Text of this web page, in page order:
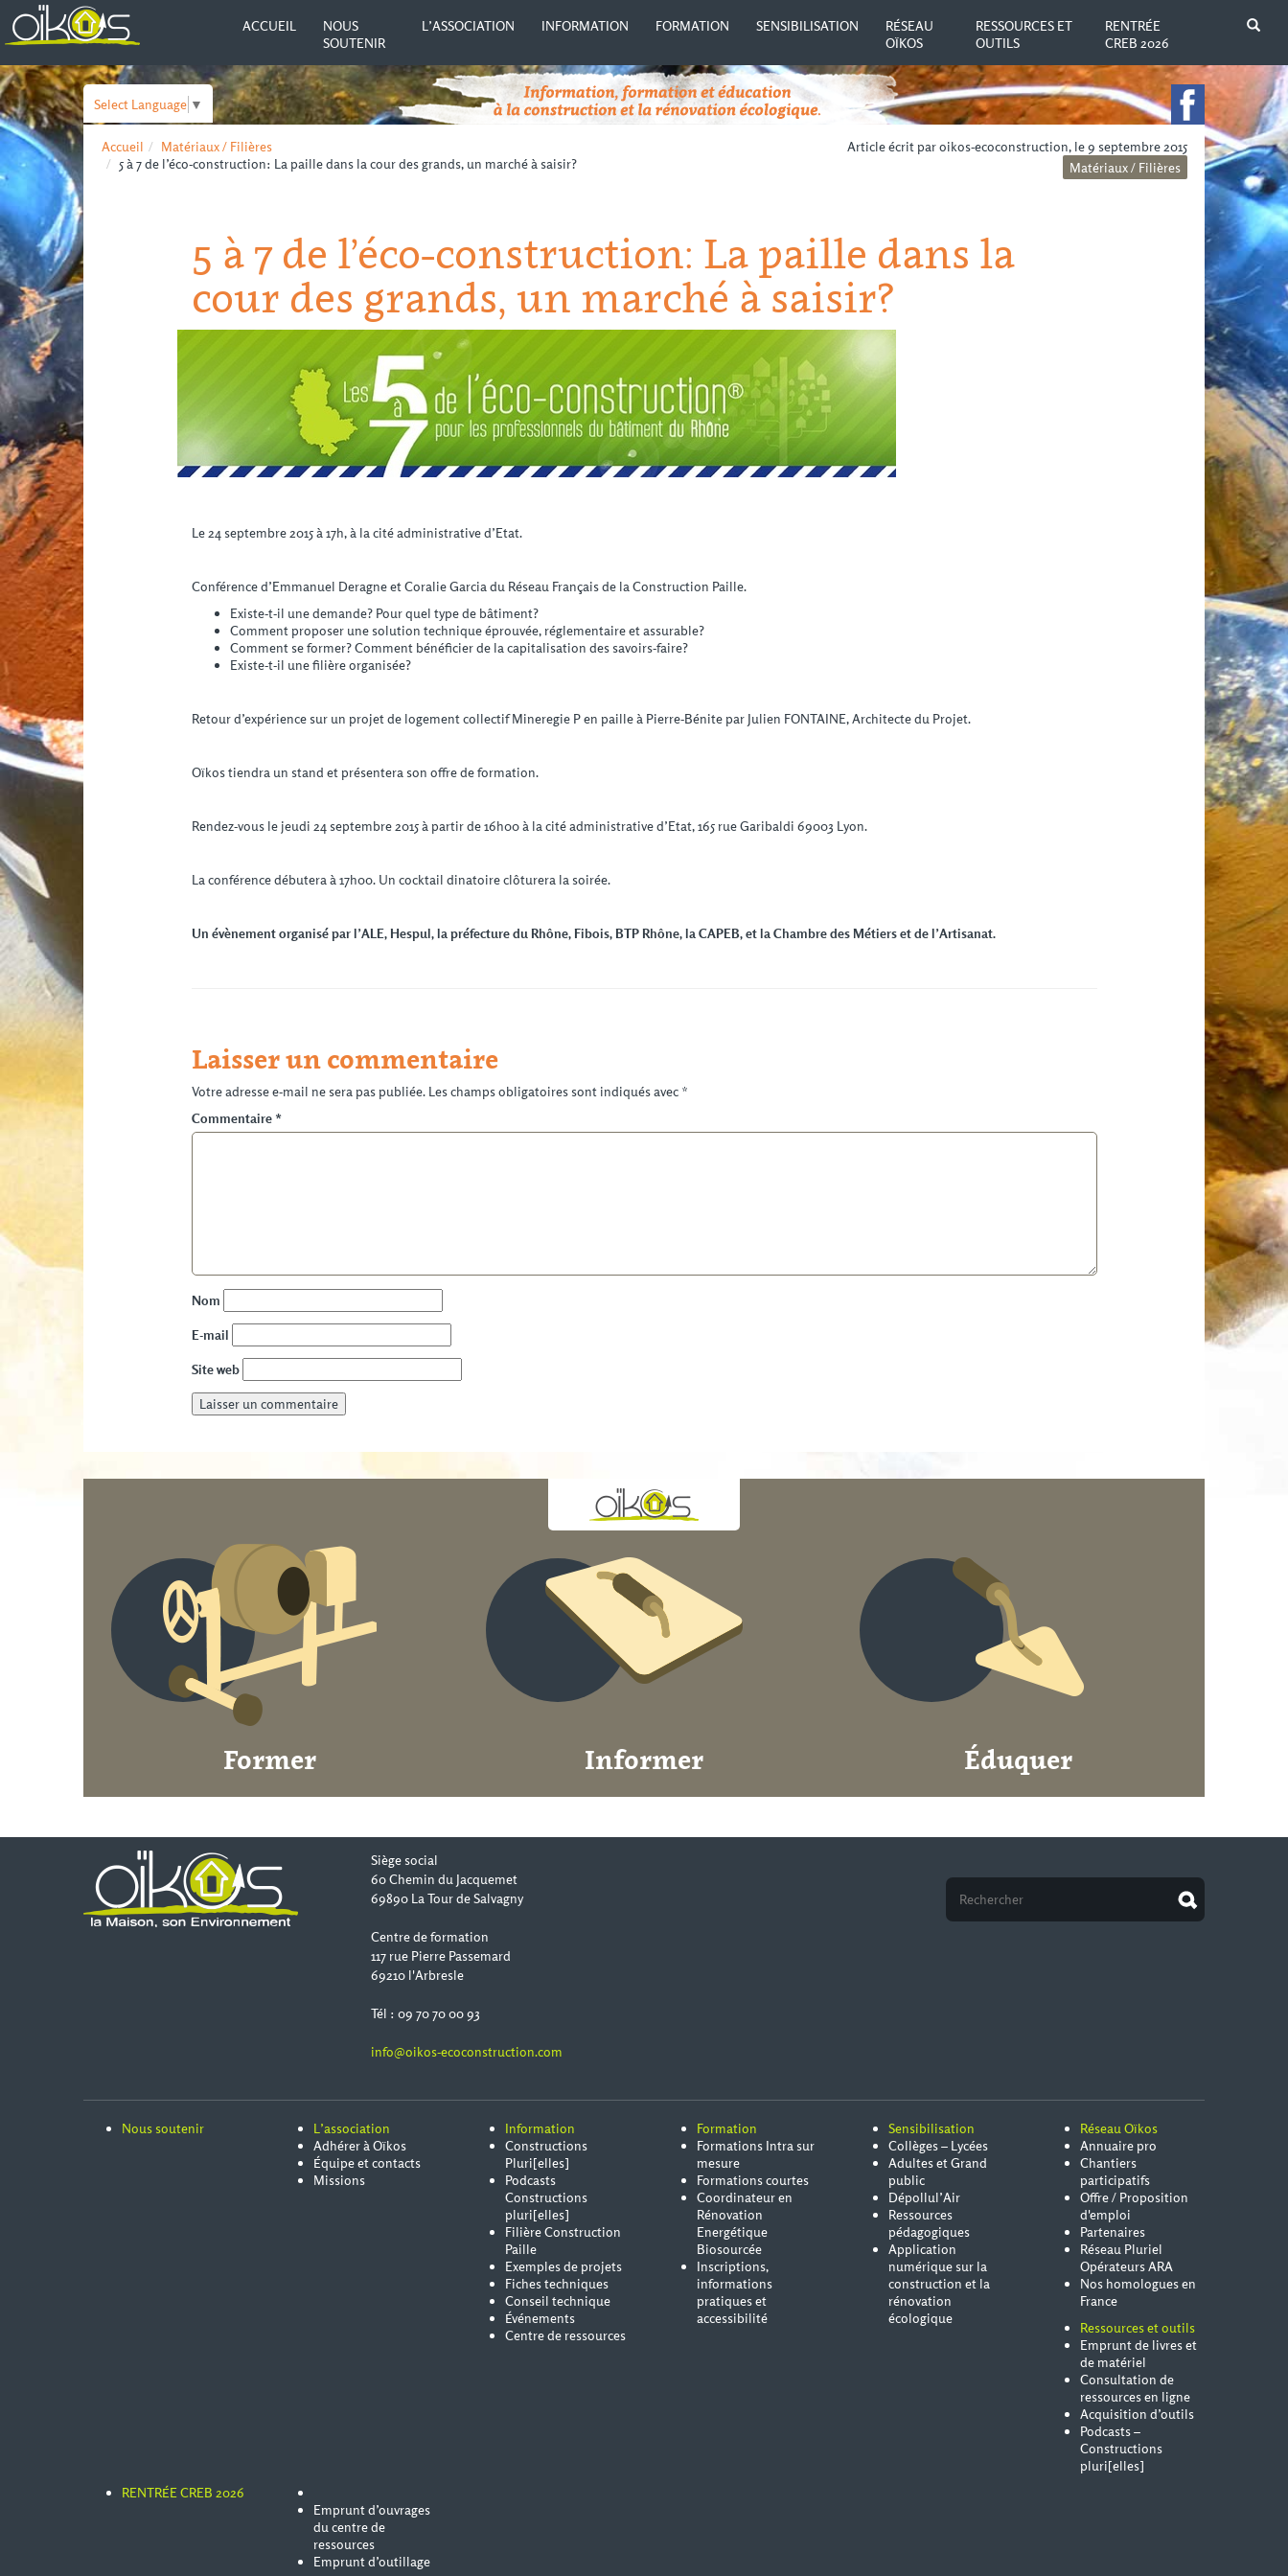
ACCUEIL
NOUS
SOUTENIR
L’ASSOCIATION INFORMATION FORMATION SENSIBILISATION
RÉSEAU
OÏKOS
RESSOURCES ET
OUTILS
RENTRÉE
CREB 2026
Select Language ▼
Accueil
Matériaux / Filières
5 à 7 de l’éco-construction: La paille dans la cour des grands, un marché à saisir?
Article écrit par oikos-ecoconstruction, le 9 septembre 2015
Matériaux / Filières
5 à 7 de l’éco-construction: La paille dans la
cour des grands, un marché à saisir?
Le 24 septembre 2015 à 17h, à la cité administrative d’Etat.
Conférence d’Emmanuel Deragne et Coralie Garcia du Réseau Français de la Construction Paille.
Existe-t-il une demande? Pour quel type de bâtiment?
Comment proposer une solution technique éprouvée, réglementaire et assurable?
Comment se former? Comment bénéficier de la capitalisation des savoirs-faire?
Existe-t-il une filière organisée?
Retour d’expérience sur un projet de logement collectif Mineregie P en paille à Pierre-Bénite par Julien FONTAINE, Architecte du Projet.
Oïkos tiendra un stand et présentera son offre de formation.
Rendez-vous le jeudi 24 septembre 2015 à partir de 16h00 à la cité administrative d’Etat, 165 rue Garibaldi 69003 Lyon.
La conférence débutera à 17h00. Un cocktail dinatoire clôturera la soirée.
Un évènement organisé par l’ALE, Hespul, la préfecture du Rhône, Fibois, BTP Rhône, la CAPEB, et la Chambre des Métiers et de l’Artisanat.
Laisser un commentaire
Votre adresse e-mail ne sera pas publiée. Les champs obligatoires sont indiqués avec *
Commentaire *
Nom
E-mail
Site web
Former Informer Éduquer
Siège social
60 Chemin du Jacquemet
69890 La Tour de Salvagny
Centre de formation
117 rue Pierre Passemard
69210 l'Arbresle
Tél : 09 70 70 00 93
info@oikos-ecoconstruction.com
Nous soutenir
L’association
Adhérer à Oïkos
Équipe et contacts
Missions
Information
Constructions
Pluri[elles]
Podcasts
Constructions
pluri[elles]
Filière Construction
Paille
Exemples de projets
Fiches techniques
Conseil technique
Événements
Centre de ressources
Formation
Formations Intra sur
mesure
Formations courtes
Coordinateur en
Rénovation
Energétique
Biosourcée
Inscriptions,
informations
pratiques et
accessibilité
Sensibilisation
Collèges – Lycées
Adultes et Grand
public
Dépollul’Air
Ressources
pédagogiques
Application
numérique sur la
construction et la
rénovation
écologique
Réseau Oïkos
Annuaire pro
Chantiers
participatifs
Offre / Proposition
d'emploi
Partenaires
Réseau Pluriel
Opérateurs ARA
Nos homologues en
France
Ressources et outils
Emprunt de livres et
de matériel
Consultation de
ressources en ligne
Acquisition d’outils
Podcasts –
Constructions
pluri[elles]
RENTRÉE CREB 2026
Emprunt d’ouvrages
du centre de
ressources
Emprunt d’outillage